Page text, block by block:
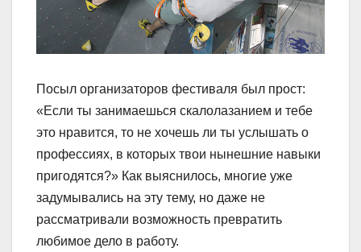
Посыл организаторов фестиваля был прост:
«Если ты занимаешься скалолазанием и тебе
это нравится, то не хочешь ли ты услышать о
профессиях, в которых твои нынешние навыки
пригодятся?» Как выяснилось, многие уже
задумывались на эту тему, но даже не
рассматривали возможность превратить
любимое дело в работу.